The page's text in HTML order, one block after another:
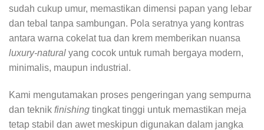
sudah cukup umur, memastikan dimensi papan yang lebar
dan tebal tanpa sambungan. Pola seratnya yang kontras
antara warna cokelat tua dan krem memberikan nuansa
luxury-natural yang cocok untuk rumah bergaya modern,
minimalis, maupun industrial.
Kami mengutamakan proses pengeringan yang sempurna
dan teknik finishing tingkat tinggi untuk memastikan meja
tetap stabil dan awet meskipun digunakan dalam jangka